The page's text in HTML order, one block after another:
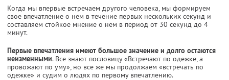
Когда мы впервые встречаем другого человека, мы формируем
свое впечатление о нем в течение первых нескольких секунд и
составляем стойкое мнение о нем в период от 30 секунд до 4
минут.
Первые впечатления имеют большое значение и долго остаются
неизменными. Все знают пословицу «Встречают по одежке, а
провожают по уму», но все же мы продолжаем «встречать по
одежке» и судим о людях по первому впечатлению.